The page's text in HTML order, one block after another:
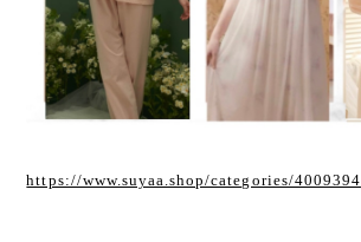
https://www.suyaa.shop/categories/4009394